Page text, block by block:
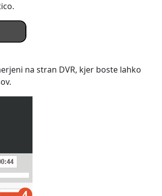
na stran DVR, kjer boste lahko